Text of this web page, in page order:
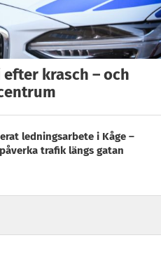
krasch – och
ledningsarbete i Kåge –
trafik längs gatan